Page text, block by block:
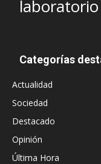
Categorías
Actualidad
Sociedad
Destacado
Opinión
Última Hora